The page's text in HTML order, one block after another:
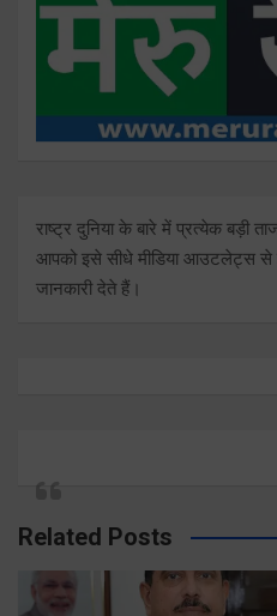
राष्ट्र दुनिया के बारे में प्रत्येक बड़ी
आपको इसे सीधे मीडिया आउटलेट्स से
जानकारी देते हैं।
Related Posts